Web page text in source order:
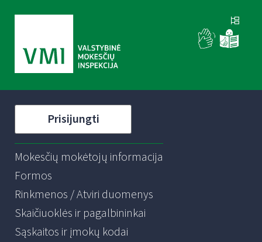
Prisijungti
Mokesčių mokėtojų informacija
Formos
Rinkmenos / Atviri duomenys
Skaičiuoklės ir pagalbininkai
Sąskaitos ir įmokų kodai